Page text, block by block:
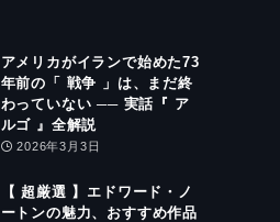
アメリカがイランで始めた73
年前の「 戦争 」は、まだ終
わっていない ── 実話『 ア
ルゴ 』全解説
2026年3月3日
【 超厳選 】エドワード・ノ
ートンの魅力、おすすめ作品